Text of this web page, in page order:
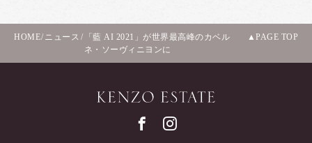
HOME/ ニュース /
「藍 AI 2021」が世界最高峰のカベル
ネ・ソーヴィニヨンに
PAGE TOP